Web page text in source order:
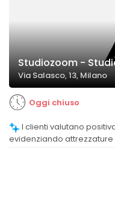
Studiozoom -
Via Salasco, 13, Milano
Oggi chiuso
evidenziando